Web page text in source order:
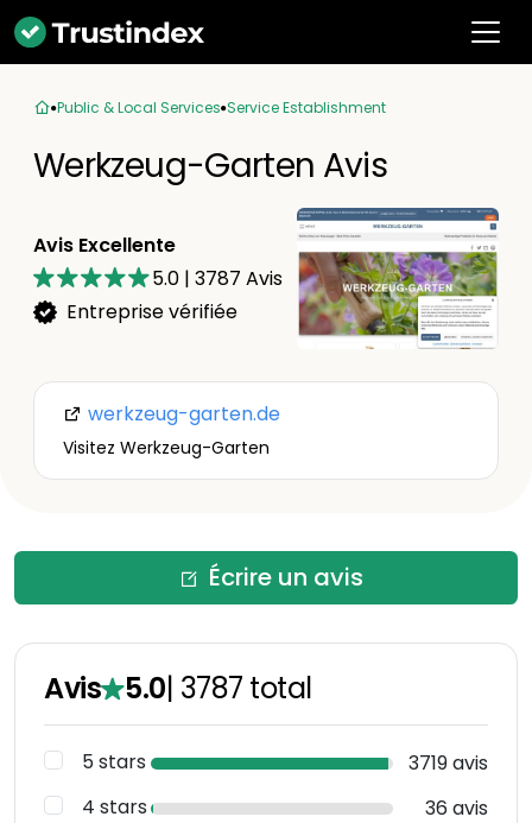
Public & Local Services Service Establishment
Werkzeug-Garten Avis
Avis Excellente
5.0 | 3787 Avis
Entreprise vérifiée
werkzeug-garten.de
Visitez Werkzeug-Garten
Écrire un avis
Avis 5.0| 3787 total
5 stars
3719 avis
4 stars
36 avis